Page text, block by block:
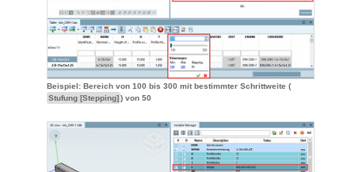
Beispiel: Bereich von 100 bis 300 mit bestimmter Schrittweite (
Stufung [Stepping]) von 50